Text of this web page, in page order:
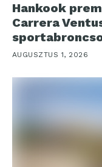
Hankook
Carrera
AUGUSZTUS 1, 2026